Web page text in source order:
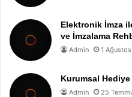
Elektronik İmza
ve İmzalama
Admin 1
Kurumsal
Admin 25